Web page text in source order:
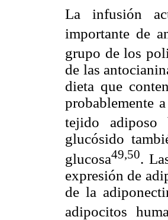
La infusión
importante de
grupo de los
de las
dieta que
probablemente
tejido adiposo
glucósido
glucosa49,50.
expresión de
de la
adipocitos